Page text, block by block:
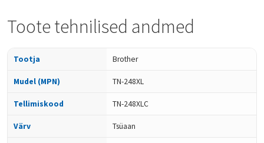
Toote tehnilised andmed
Tootja Brother
Mudel (MPN) TN-248XL
Tellimiskood TN-248XLC
Värv Tsüaan